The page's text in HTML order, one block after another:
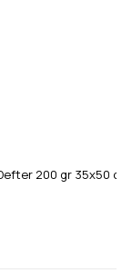
200 gr 35x50